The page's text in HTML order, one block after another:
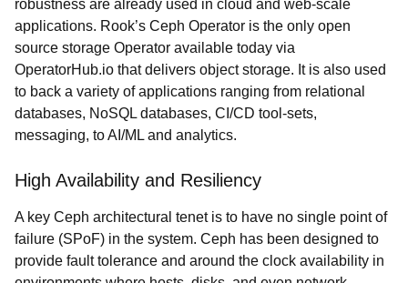
robustness are already used in cloud and web-scale
applications. Rook’s Ceph Operator is the only open
source storage Operator available today via
OperatorHub.io that delivers object storage. It is also used
to back a variety of applications ranging from relational
databases, NoSQL databases, CI/CD tool-sets,
messaging, to AI/ML and analytics.
High Availability and Resiliency
A key Ceph architectural tenet is to have no single point of
failure (SPoF) in the system. Ceph has been designed to
provide fault tolerance and around the clock availability in